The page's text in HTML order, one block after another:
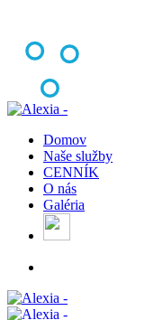
Domov
Naše služby
CENNÍK
O nás
Galéria